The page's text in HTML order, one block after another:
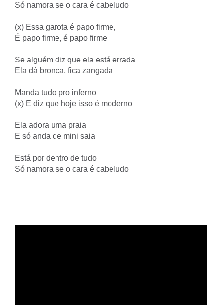
Só namora se o cara é cabeludo
(x) Essa garota é papo firme,
É papo firme, é papo firme
Se alguém diz que ela está errada
Ela dá bronca, fica zangada
Manda tudo pro inferno
(x) E diz que hoje isso é moderno
Ela adora uma praia
E só anda de mini saia
Está por dentro de tudo
Só namora se o cara é cabeludo